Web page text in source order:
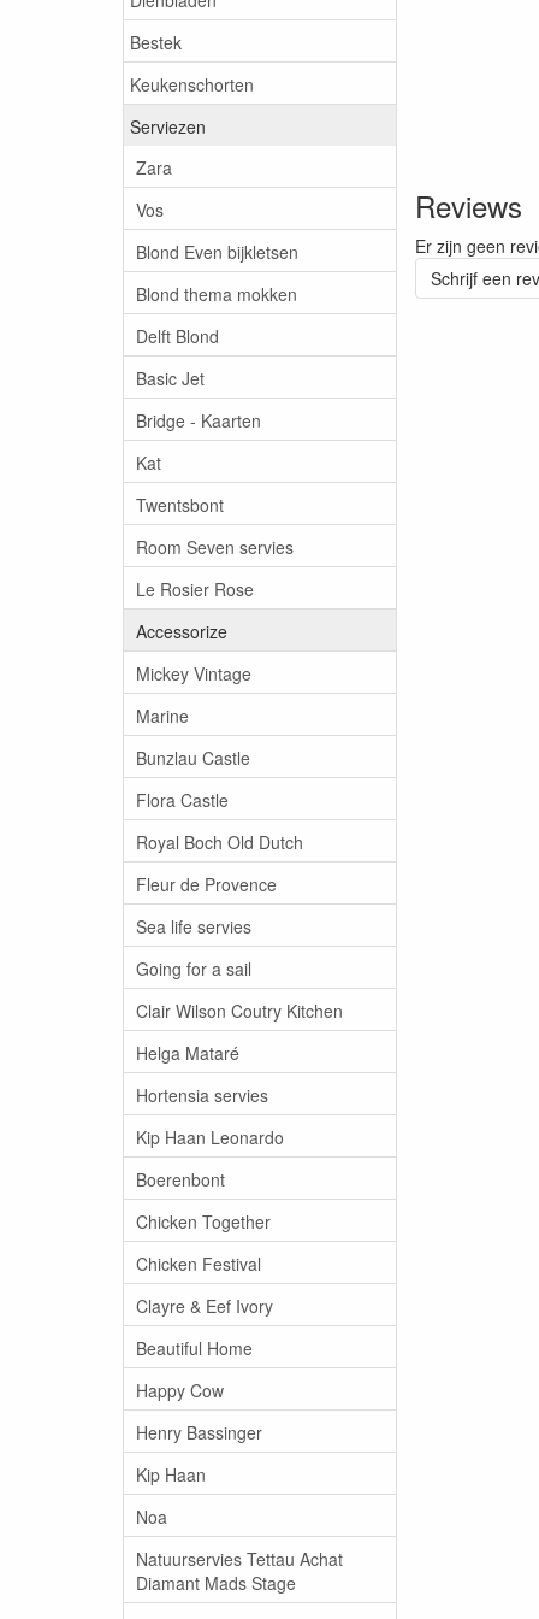
Bestek
Keukenschorten
Serviezen
Zara
Vos
Blond Even bijkletsen
Blond thema mokken
Delft Blond
Basic Jet
Bridge - Kaarten
Kat
Twentsbont
Room Seven servies
Le Rosier Rose
Accessorize
Mickey Vintage
Marine
Bunzlau Castle
Flora Castle
Royal Boch Old Dutch
Fleur de Provence
Sea life servies
Going for a sail
Clair Wilson Coutry Kitchen
Helga Mataré
Hortensia servies
Kip Haan Leonardo
Boerenbont
Chicken Together
Chicken Festival
Clayre & Eef Ivory
Beautiful Home
Happy Cow
Henry Bassinger
Kip Haan
Noa
Natuurservies Tettau Achat
Diamant Mads Stage
Reviews
Er zijn geen
Schrijf een